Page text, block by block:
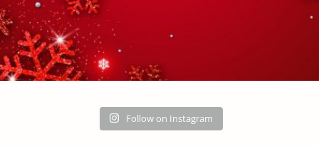
Follow on Instagram